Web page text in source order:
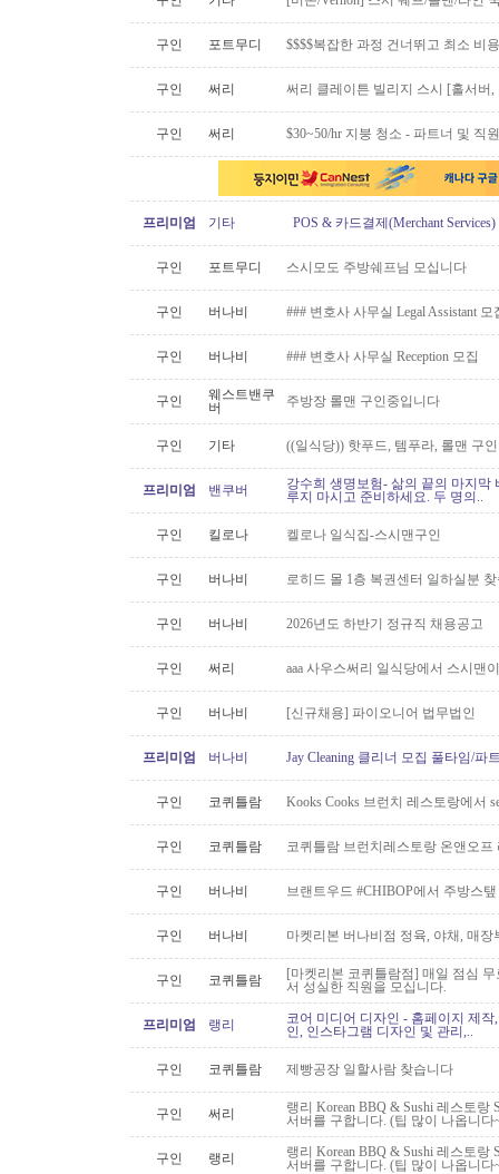
구인 포트무디 $$$$복잡한 과정 건너뛰고 최소 비
구인 써리 써리 클레이튼 빌리지 스시 [홀서버
구인 써리 $30~50/hr 지붕 청소 - 파트너 및 직
프리미엄 기타 POS & 카드결제(Merchant
구인 포트무디 스시모도 주방쉐프님 모십니다
구인 버나비 ### 변호사 사무실 Legal Assistant 모
구인 버나비 ### 변호사 사무실 Reception 모집
구인
웨스트밴쿠
버
주방장 롤맨 구인중입니다
구인 기타 ((일식당)) 핫푸드, 템푸라, 롤맨 구
프리미엄 밴쿠버
강수희 생명보험- 삶의 끝의 마지막
루지 마시고 준비하세요. 두 명의..
구인 킬로나 켈로나 일식집-스시맨구인
구인 버나비 로히드 몰 1층 복권센터 일하실분
구인 버나비 2026년도 하반기 정규직 채용공고
구인 써리 aaa 사우스써리 일식당에서 스시맨
구인 버나비 [신규채용] 파이오니어 법무법인
프리미엄 버나비 Jay Cleaning 클리너 모집 풀타임/파
구인 코퀴틀람 Kooks Cooks 브런치 레스토랑에서
구인 코퀴틀람 코퀴틀람 브런치레스토랑 온앤오
구인 버나비 브랜트우드 #CHIBOP에서 주방스
구인 버나비 마켓리본 버나비점 정육, 야채, 매
구인 코퀴틀람
[마켓리본 코퀴틀람점] 매일 점심
서 성실한 직원을 모십니다.
프리미엄 랭리
코어 미디어 디자인 - 홈페이지 제
인, 인스타그램 디자인 및 관리,..
구인 코퀴틀람 제빵공장 일할사람 찾습니다
구인 써리
랭리 Korean BBQ & Sushi 레스토
서버를 구합니다. (팁 많이 나옵니다
구인 랭리
랭리 Korean BBQ & Sushi 레스토
서버를 구합니다. (팁 많이 나옵니다